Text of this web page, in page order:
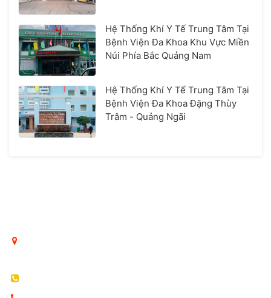
Hệ Thống Khí Y Tế Trung Tâm Tại
Bệnh Viện Đa Khoa Khu Vực Miền
Núi Phía Bắc Quảng Nam
Hệ Thống Khí Y Tế Trung Tâm Tại
Bệnh Viện Đa Khoa Đặng Thùy
Trâm - Quảng Ngãi